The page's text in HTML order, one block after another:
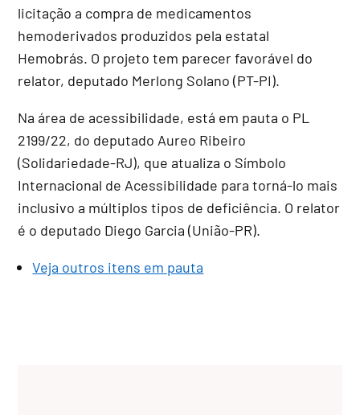
licitação a compra de medicamentos
hemoderivados produzidos pela estatal
Hemobrás. O projeto tem parecer favorável do
relator, deputado Merlong Solano (PT-PI).
Na área de acessibilidade, está em pauta o PL
2199/22, do deputado Aureo Ribeiro
(Solidariedade-RJ), que atualiza o Símbolo
Internacional de Acessibilidade para torná-lo mais
inclusivo a múltiplos tipos de deficiência. O relator
é o deputado Diego Garcia (União-PR).
Veja outros itens em pauta